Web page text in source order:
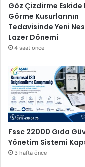
Göz Çizdirme Eskide
Görme Kusurlarının
Tedavisinde Yeni
Lazer Dönemi
4 saat önce
Fssc 22000 Gıda
Yönetim Sistemi
3 hafta önce